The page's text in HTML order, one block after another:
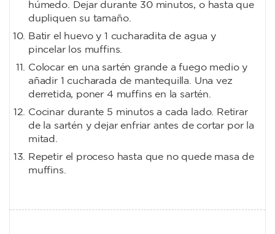
húmedo. Dejar durante 30 minutos, o hasta que
dupliquen su tamaño.
Batir el huevo y 1 cucharadita de agua y
pincelar los muffins.
Colocar en una sartén grande a fuego medio y
añadir 1 cucharada de mantequilla. Una vez
derretida, poner 4 muffins en la sartén.
Cocinar durante 5 minutos a cada lado. Retirar
de la sartén y dejar enfriar antes de cortar por la
mitad.
Repetir el proceso hasta que no quede masa de
muffins.